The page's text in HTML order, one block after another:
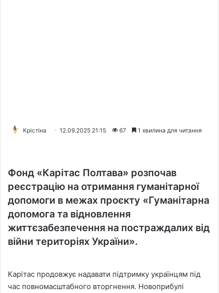
Крістіна 12.09.2025 21:15 67 1 хвилина для читання
Фонд «Карітас Полтава» розпочав
реєстрацію на отримання гуманітарної
допомоги в межах проєкту «Гуманітарна
допомога та відновлення
життєзабезпечення на постраждалих від
війни територіях України».
Карітас продовжує надавати підтримку українцям під
час повномасштабного вторгнення. Новоприбулі